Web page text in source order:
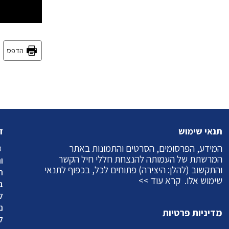
הדפס
תנאי שימוש
המידע, הפרסומים, הסרטים והתמונות באתר
המרשתת של העמותה להנצחת חללי חיל הקשר
והתקשוב (להלן: היצירה) פתוחים לכל, בכפוף לתנאי
שימוש אלו.קרא עוד >>
מדיניות פרטיות